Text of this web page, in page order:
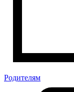
Родителям